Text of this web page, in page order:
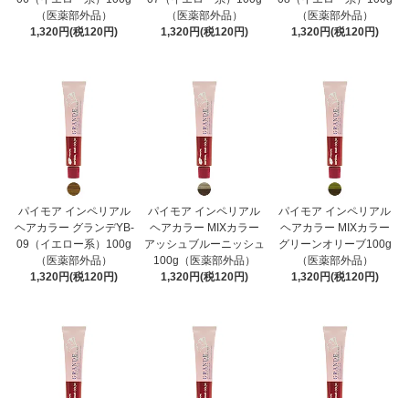
（医薬部外品）
1,320円(税120円)
（医薬部外品）
1,320円(税120円)
（医薬部外品）
1,320円(税120円)
パイモア インペリアル
ヘアカラー グランデYB-
09（イエロー系）100g
（医薬部外品）
1,320円(税120円)
パイモア インペリアル
ヘアカラー MIXカラー
アッシュブルーニッシュ
100g（医薬部外品）
1,320円(税120円)
パイモア インペリアル
ヘアカラー MIXカラー
グリーンオリーブ100g
（医薬部外品）
1,320円(税120円)